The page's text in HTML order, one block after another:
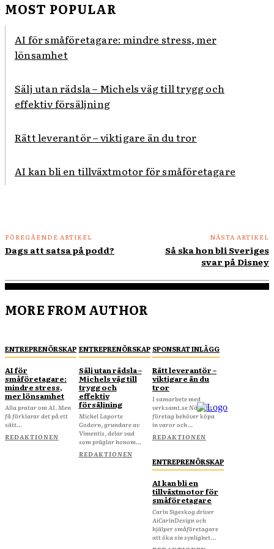
MOST POPULAR
AI för småföretagare: mindre stress, mer
lönsamhet
Sälj utan rädsla – Michels väg till trygg och
effektiv försäljning
Rätt leverantör – viktigare än du tror
AI kan bli en tillväxtmotor för småföretagare
FÖREGÅENDE ARTIKEL
Dags att satsa på podd?
NÄSTA ARTIKEL
Så ska hon bli Sveriges
svar på Disney
MORE FROM AUTHOR
ENTREPRENÖRSKAP
AI för
småföretagare:
mindre stress,
mer lönsamhet
Alla pratar om AI. Men
få förklarar det på ett
sätt...
REDAKTIONEN
ENTREPRENÖRSKAP
Sälj utan rädsla –
Michels väg till
trygg och
effektiv
försäljning
Michel Laporte
Godorn, grundare av
Vimentis, delar vad
som präglar honom...
REDAKTIONEN
SPONSRAT INLÄGG
Rätt leverantör –
viktigare än du
tror
I samarbete med
verksamt.se När ditt
företag behöver köpa
in varor och...
REDAKTIONEN
ENTREPRENÖRSKAP
AI kan bli en
tillväxtmotor för
småföretagare
Carin Sigeskog driver
AiCarinDesign och
hjälper småföretagare
att öka sin synlighet...